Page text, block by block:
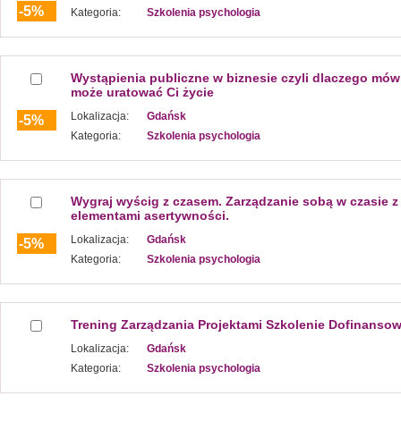
-5%
Kategoria:
Szkolenia psychologia
-5%
Wystąpienia publiczne w biznesie czyli dlaczego
może uratować Ci życie
Lokalizacja:
Gdańsk
Kategoria:
Szkolenia psychologia
-5%
Wygraj wyścig z czasem. Zarządzanie sobą w czasie z
elementami asertywności.
Lokalizacja:
Gdańsk
Kategoria:
Szkolenia psychologia
Trening Zarządzania Projektami Szkolenie
Lokalizacja:
Gdańsk
Kategoria:
Szkolenia psychologia